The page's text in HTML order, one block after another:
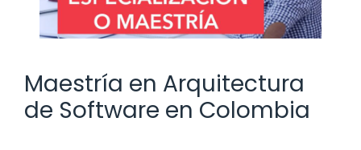
Maestría en Arquitectura
de Software en Colombia